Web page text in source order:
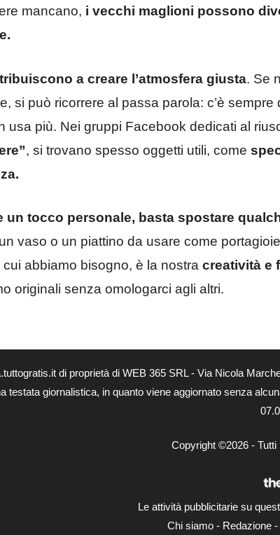
mancano, i vecchi maglioni possono
a creare l’atmosfera giusta. Se
si può ricorrere al passa parola: c’è
usa più. Nei gruppi Facebook dedicati al
, si trovano spesso oggetti utili, come
un tocco personale, basta spostare
vaso o un piattino da usare come
abbiamo bisogno, è la nostra creatività e
originali senza omologarci agli altri.
di proprietà di WEB 365 SRL - Via Nicola
testata giornalistica, in quanto viene aggiornato senza
Copyright ©2026 - Tutti
Le attività pubblicitarie su
Chi siamo- Redazione-